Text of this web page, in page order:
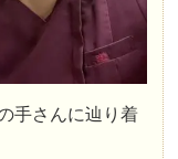
手さんに辿り着